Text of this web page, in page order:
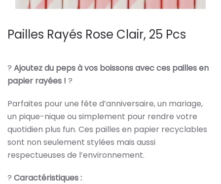
Pailles Rayés Rose Clair, 25 Pcs
? Ajoutez du peps à vos boissons avec ces pailles en
papier rayées ! ?
Parfaites pour une fête d’anniversaire, un mariage,
un pique-nique ou simplement pour rendre votre
quotidien plus fun. Ces pailles en papier recyclables
sont non seulement stylées mais aussi
respectueuses de l’environnement.
? Caractéristiques :